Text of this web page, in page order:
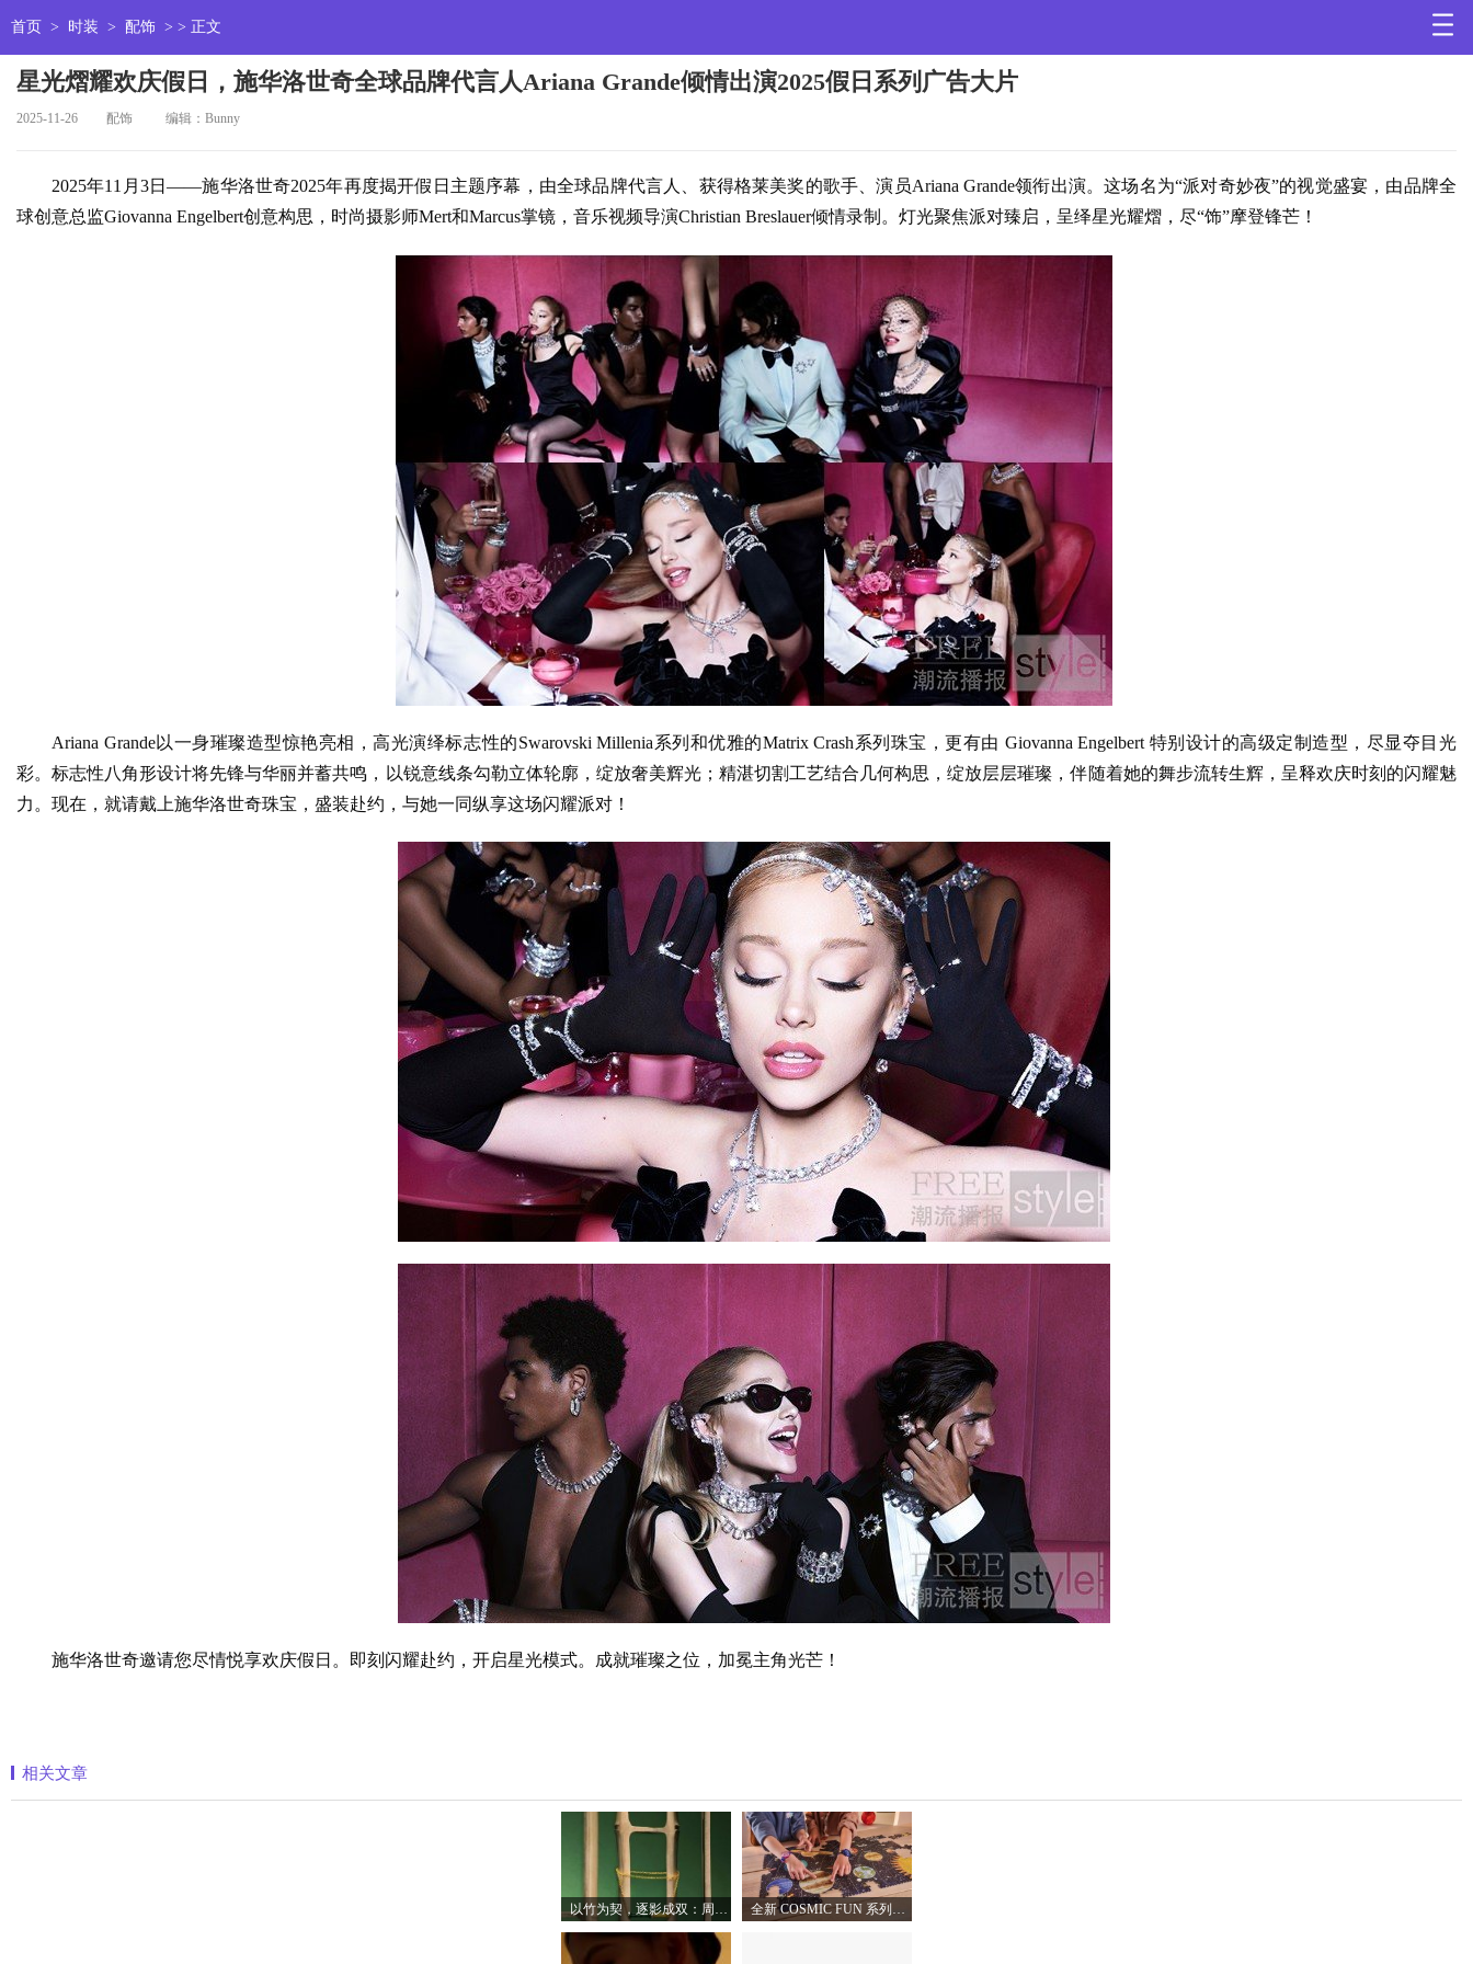
首页 > 时装 > 配饰 > > 正文
星光熠耀欢庆假日，施华洛世奇全球品牌代言人Ariana Grande倾情出演2025假日系列广告大片
2025-11-26 配饰 编辑：Bunny
2025年11月3日——施华洛世奇2025年再度揭开假日主题序幕，由全球品牌代言人、获得格莱美奖的歌手、演员Ariana Grande领衔出演。这场名为“派对奇妙夜”的视觉盛宴，由品牌全
球创意总监Giovanna Engelbert创意构思，时尚摄影师Mert和Marcus掌镜，音乐视频导演Christian Breslauer倾情录制。灯光聚焦派对臻启，呈绎星光耀熠，尽“饰”摩登锋芒！
Ariana Grande以一身璀璨造型惊艳亮相，高光演绎标志性的Swarovski Millenia系列和优雅的Matrix Crash系列珠宝，更有由 Giovanna Engelbert 特别设计的高级定制造型，尽显夺目光
彩。标志性八角形设计将先锋与华丽并蓄共鸣，以锐意线条勾勒立体轮廓，绽放奢美辉光；精湛切割工艺结合几何构思，绽放层层璀璨，伴随着她的舞步流转生辉，呈释欢庆时刻的闪耀魅
力。现在，就请戴上施华洛世奇珠宝，盛装赴约，与她一同纵享这场闪耀派对！
施华洛世奇邀请您尽情悦享欢庆假日。即刻闪耀赴约，开启星光模式。成就璀璨之位，加冕主角光芒！
相关文章
以竹为契，逐影成双：周生生发布文化祝 全新 COSMIC FUN 系列，让整个宇宙尽在腕间